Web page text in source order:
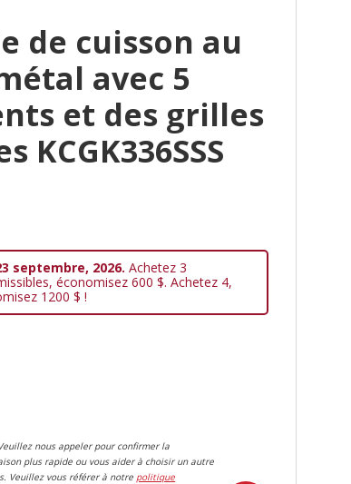
de cuisson au
avec 5
et des grilles
septembre, 2026. Achetez 3
économisez 600 $. Achetez 4,
1200 $ !
nous appeler pour confirmer la
plus rapide ou vous aider à choisir un autre
Veuillez vous référer à notre politique